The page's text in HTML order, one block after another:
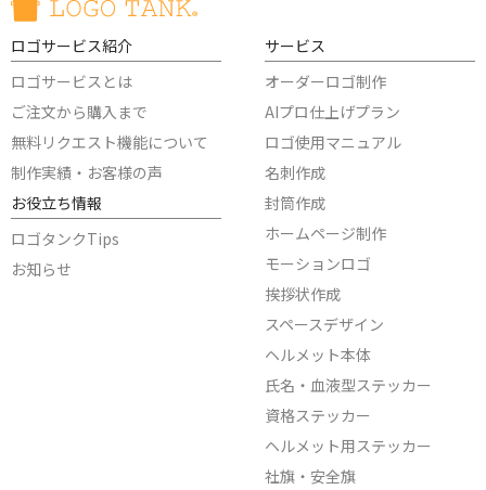
ロゴサービス紹介
ロゴサービスとは
ご注文から購入まで
無料リクエスト機能について
制作実績・お客様の声
お役立ち情報
ロゴタンクTips
お知らせ
サービス
オーダーロゴ制作
AIプロ仕上げプラン
ロゴ使用マニュアル
名刺作成
封筒作成
ホームページ制作
モーションロゴ
挨拶状作成
スペースデザイン
ヘルメット本体
氏名・血液型ステッカー
資格ステッカー
ヘルメット用ステッカー
社旗・安全旗